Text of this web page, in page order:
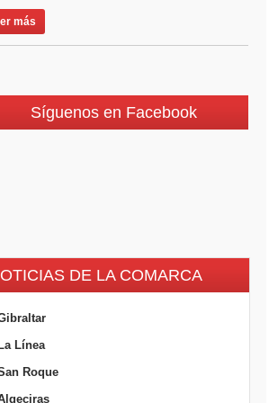
más
Síguenos en Facebook
DE LA COMARCA
Línea
Roque